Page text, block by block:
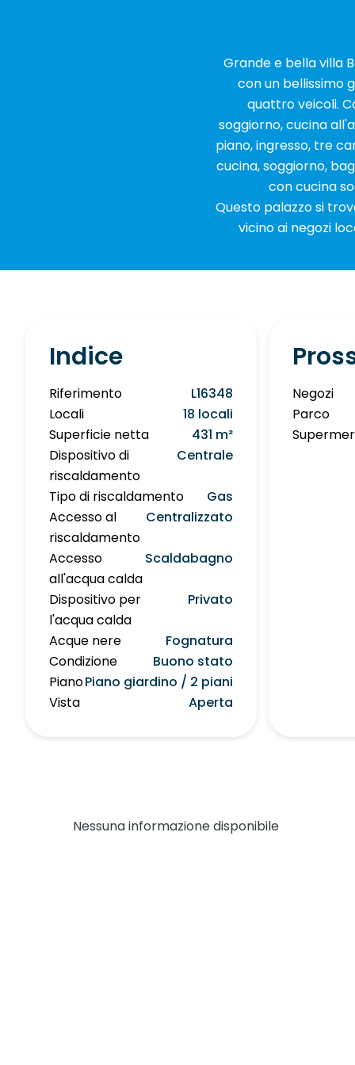
Grande e bella villa
con un bellissimo
quattro veicoli.
soggiorno, cucina
piano, ingresso, tre
cucina, soggiorno,
con cucina
Questo palazzo si
vicino ai negozi
Indice
Riferimento
L16348
Locali
18 locali
Superficie netta
431 m²
Dispositivo di
riscaldamento
Centrale
Tipo di riscaldamento
Gas
Accesso al
riscaldamento
Centralizzato
Accesso
all'acqua calda
Scaldabagno
Dispositivo per
l'acqua calda
Privato
Acque nere
Fognatura
Condizione
Buono stato
PianoPiano giardino / 2 piani
Vista
Aperta
Negozi
Parco
Nessuna informazione disponibile